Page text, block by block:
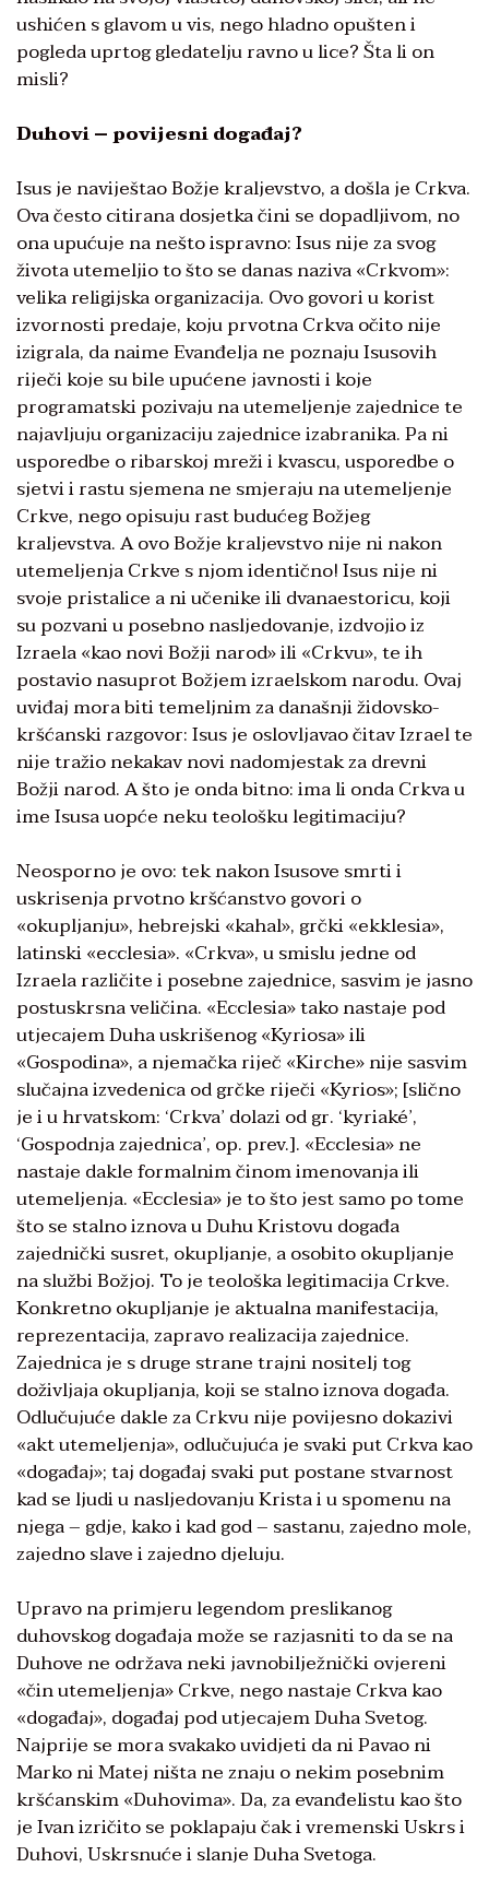
ushićen s glavom u vis, nego hladno opušten i
pogleda uprtog gledatelju ravno u lice? Šta li on
misli?
Duhovi – povijesni događaj?
Isus je naviještao Božje kraljevstvo, a došla je Crkva.
Ova često citirana dosjetka čini se dopadljivom, no
ona upućuje na nešto ispravno: Isus nije za svog
života utemeljio to što se danas naziva «Crkvom»:
velika religijska organizacija. Ovo govori u korist
izvornosti predaje, koju prvotna Crkva očito nije
izigrala, da naime Evanđelja ne poznaju Isusovih
riječi koje su bile upućene javnosti i koje
programatski pozivaju na utemeljenje zajednice te
najavljuju organizaciju zajednice izabranika. Pa ni
usporedbe o ribarskoj mreži i kvascu, usporedbe o
sjetvi i rastu sjemena ne smjeraju na utemeljenje
Crkve, nego opisuju rast budućeg Božjeg
kraljevstva. A ovo Božje kraljevstvo nije ni nakon
utemeljenja Crkve s njom identično! Isus nije ni
svoje pristalice a ni učenike ili dvanaestoricu, koji
su pozvani u posebno nasljedovanje, izdvojio iz
Izraela «kao novi Božji narod» ili «Crkvu», te ih
postavio nasuprot Božjem izraelskom narodu. Ovaj
uviđaj mora biti temeljnim za današnji židovsko-
kršćanski razgovor: Isus je oslovljavao čitav Izrael te
nije tražio nekakav novi nadomjestak za drevni
Božji narod. A što je onda bitno: ima li onda Crkva u
ime Isusa uopće neku teološku legitimaciju?
Neosporno je ovo: tek nakon Isusove smrti i
uskrisenja prvotno kršćanstvo govori o
«okupljanju», hebrejski «kahal», grčki «ekklesia»,
latinski «ecclesia». «Crkva», u smislu jedne od
Izraela različite i posebne zajednice, sasvim je jasno
postuskrsna veličina. «Ecclesia» tako nastaje pod
utjecajem Duha uskrišenog «Kyriosa» ili
«Gospodina», a njemačka riječ «Kirche» nije sasvim
slučajna izvedenica od grčke riječi «Kyrios»; [slično
je i u hrvatskom: ‘Crkva’ dolazi od gr. ‘kyriaké’,
‘Gospodnja zajednica’, op. prev.]. «Ecclesia» ne
nastaje dakle formalnim činom imenovanja ili
utemeljenja. «Ecclesia» je to što jest samo po tome
što se stalno iznova u Duhu Kristovu događa
zajednički susret, okupljanje, a osobito okupljanje
na službi Božjoj. To je teološka legitimacija Crkve.
Konkretno okupljanje je aktualna manifestacija,
reprezentacija, zapravo realizacija zajednice.
Zajednica je s druge strane trajni nositelj tog
doživljaja okupljanja, koji se stalno iznova događa.
Odlučujuće dakle za Crkvu nije povijesno dokazivi
«akt utemeljenja», odlučujuća je svaki put Crkva kao
«događaj»; taj događaj svaki put postane stvarnost
kad se ljudi u nasljedovanju Krista i u spomenu na
njega – gdje, kako i kad god – sastanu, zajedno mole,
zajedno slave i zajedno djeluju.
Upravo na primjeru legendom preslikanog
duhovskog događaja može se razjasniti to da se na
Duhove ne održava neki javnobilježnički ovjereni
«čin utemeljenja» Crkve, nego nastaje Crkva kao
«događaj», događaj pod utjecajem Duha Svetog.
Najprije se mora svakako uvidjeti da ni Pavao ni
Marko ni Matej ništa ne znaju o nekim posebnim
kršćanskim «Duhovima». Da, za evanđelistu kao što
je Ivan izričito se poklapaju čak i vremenski Uskrs i
Duhovi, Uskrsnuće i slanje Duha Svetoga.